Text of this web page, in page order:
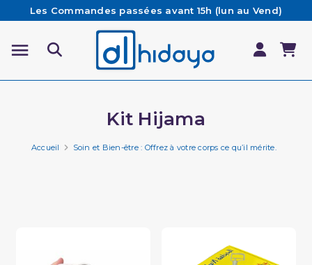
Les Commandes passées avant 15h (lun au Vend)
sont préparées et expédiées le jour même
Besoin d'aide ? Retrouvez notre FAQ
Livraison offerte à partir de 65€ d'achat*
Kit Hijama
Accueil Soin et Bien-être : Offrez à votre corps ce qu’il mérite.